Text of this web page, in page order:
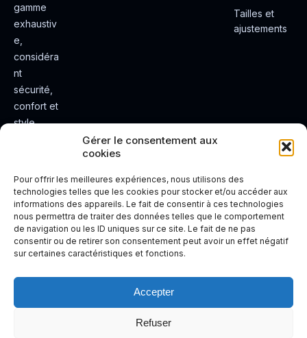
Gérer le consentement aux
cookies
Pour offrir les meilleures expériences, nous utilisons des
technologies telles que les cookies pour stocker et/ou accéder aux
informations des appareils. Le fait de consentir à ces technologies
nous permettra de traiter des données telles que le comportement
de navigation ou les ID uniques sur ce site. Le fait de ne pas
consentir ou de retirer son consentement peut avoir un effet négatif
sur certaines caractéristiques et fonctions.
Accepter
Refuser
gamme
exhaustiv
e,
considéra
nt
sécurité,
confort et
style.
e de
conduite
plus sûre
et plus
agréable.
Tailles et
ajustements